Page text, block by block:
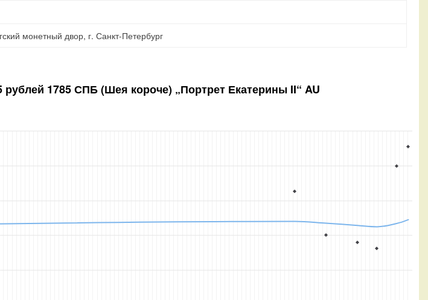
монетный двор, г. Санкт-Петербург
рублей 1785 СПБ (Шея короче) „Портрет Екатерины II“ AU